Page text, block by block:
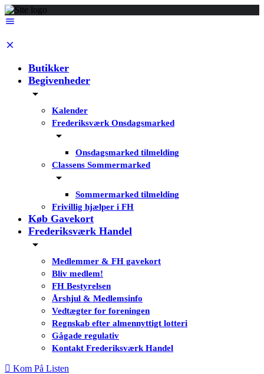
Butikker
Begivenheder
Kalender
Frederiksværk Onsdagsmarked
Onsdagsmarked tilmelding
Classens Sommermarked
Sommermarked tilmelding
Frivillig hjælper i FH
Køb Gavekort
Frederiksværk Handel
Medlemmer & FH gavekort
Bliv medlem!
FH Bestyrelsen
Årshjul & Medlemsinfo
Vedtægter for foreningen
Regnskab efter almennyttigt lotteri
Gågade regulativ
Kontakt Frederiksværk Handel
Kom På Listen